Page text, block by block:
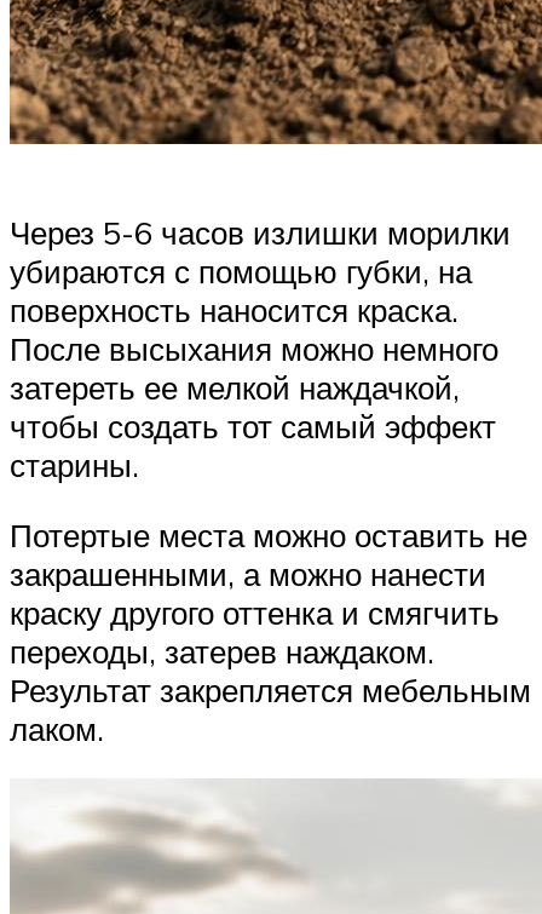
Через 5-6 часов излишки морилки
убираются с помощью губки, на
поверхность наносится краска.
После высыхания можно немного
затереть ее мелкой наждачкой,
чтобы создать тот самый эффект
старины.
Потертые места можно оставить не
закрашенными, а можно нанести
краску другого оттенка и смягчить
переходы, затерев наждаком.
Результат закрепляется мебельным
лаком.